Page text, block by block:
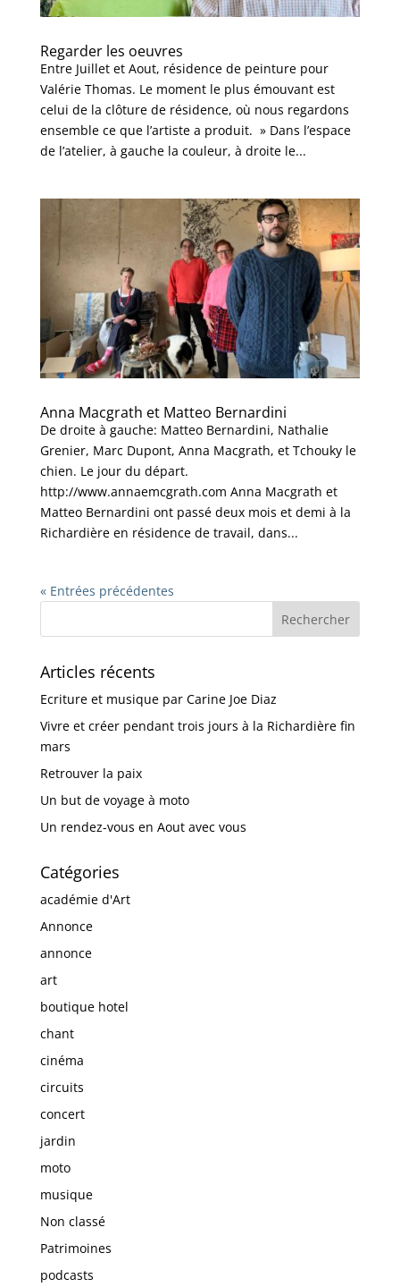
Regarder les oeuvres
Entre Juillet et Aout, résidence de peinture pour
Valérie Thomas. Le moment le plus émouvant est
celui de la clôture de résidence, où nous regardons
ensemble ce que l’artiste a produit. » Dans l’espace
de l’atelier, à gauche la couleur, à droite le...
Anna Macgrath et Matteo Bernardini
De droite à gauche: Matteo Bernardini, Nathalie
Grenier, Marc Dupont, Anna Macgrath, et Tchouky le
chien. Le jour du départ.
http://www.annaemcgrath.com Anna Macgrath et
Matteo Bernardini ont passé deux mois et demi à la
Richardière en résidence de travail, dans...
« Entrées précédentes
Articles récents
Ecriture et musique par Carine Joe Diaz
Vivre et créer pendant trois jours à la Richardière fin
mars
Retrouver la paix
Un but de voyage à moto
Un rendez-vous en Aout avec vous
Catégories
académie d'Art
Annonce
annonce
art
boutique hotel
chant
cinéma
circuits
concert
jardin
moto
musique
Non classé
Patrimoines
podcasts